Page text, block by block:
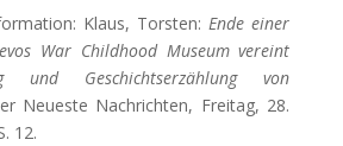
Klaus, Torsten:Ende einer
War Childhood Museum vereint
und Geschichtserzählung von
Neueste Nachrichten, Freitag, 28.
12.